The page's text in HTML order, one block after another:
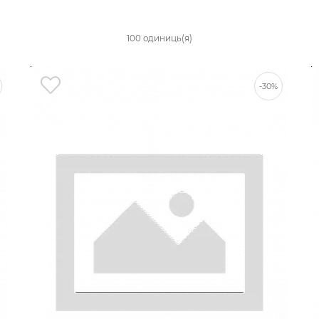
100 одиниць(я)
-30%